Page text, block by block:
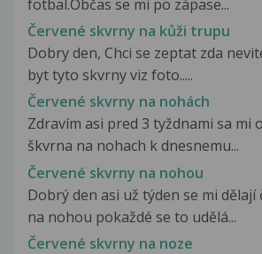
fotbal.Občas se mi po zápase...
Červené skvrny na kůži trupu
Dobry den, Chci se zeptat zda
byt tyto skvrny viz foto.....
Červené skvrny na nohách
Zdravím asi pred 3 tyždnami sa mi
škvrna na nohach k dnesnemu...
Červené skvrny na nohou
Dobrý den asi už týden se mi
na nohou pokaždé se to udělá...
Červené skvrny na noze